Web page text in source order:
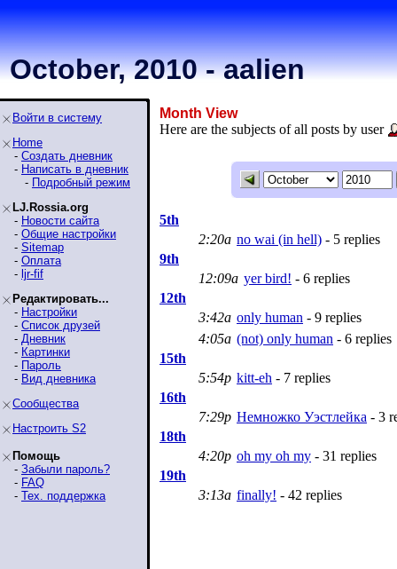
October, 2010 - aalien
Войти в систему
Home
- Создать дневник
- Написать в дневник
- Подробный режим
LJ.Rossia.org
- Новости сайта
- Общие настройки
- Sitemap
- Оплата
- ljr-fif
Редактировать...
- Настройки
- Список друзей
- Дневник
- Картинки
- Пароль
- Вид дневника
Сообщества
Настроить S2
Помощь
- Забыли пароль?
- FAQ
- Тех. поддержка
Month View
Here are the subjects of all posts by user
5th
2:20a no wai (in hell) - 5 replies
9th
12:09a yer bird! - 6 replies
12th
3:42a only human - 9 replies
4:05a (not) only human - 6 replies
15th
5:54p kitt-eh - 7 replies
16th
7:29p Немножко Уэстлейка - 3
18th
4:20p oh my oh my - 31 replies
19th
3:13a finally! - 42 replies